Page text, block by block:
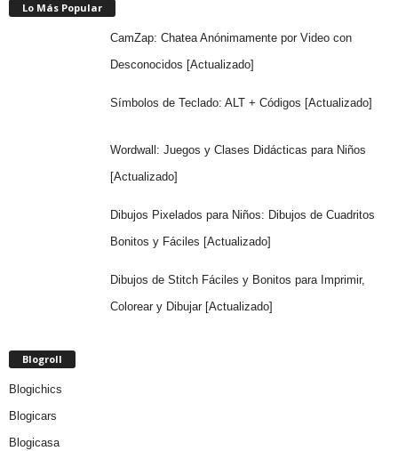
Lo Más Popular
CamZap: Chatea Anónimamente por Video con
Desconocidos [Actualizado]
Símbolos de Teclado: ALT + Códigos [Actualizado]
Wordwall: Juegos y Clases Didácticas para Niños
[Actualizado]
Dibujos Pixelados para Niños: Dibujos de Cuadritos
Bonitos y Fáciles [Actualizado]
Dibujos de Stitch Fáciles y Bonitos para Imprimir,
Colorear y Dibujar [Actualizado]
Blogroll
Blogichics
Blogicars
Blogicasa